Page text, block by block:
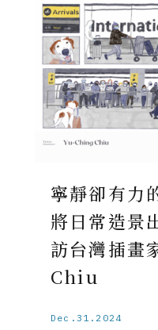
寧靜卻有力
將日常造
訪台灣插
Chiu
Dec.31.2024